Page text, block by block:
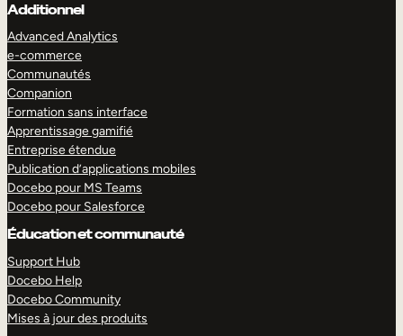
Additionnel
Advanced Analytics
e-commerce
Communautés
Companion
Formation sans interface
Apprentissage gamifié
Entreprise étendue
Publication d’applications mobiles
Docebo pour MS Teams
Docebo pour Salesforce
Éducation et communauté
Support Hub
Docebo Help
Docebo Community
Mises à jour des produits